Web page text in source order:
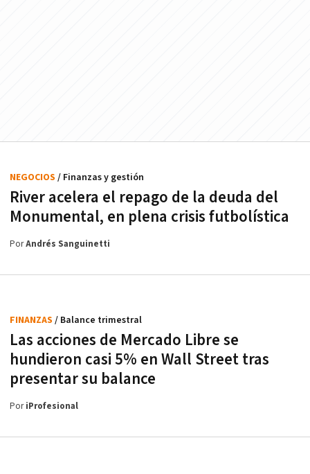
River acelera el repago de la deuda del
Monumental, en plena crisis futbolística
NEGOCIOS / Finanzas y gestión
PorAndrés Sanguinetti
Las acciones de Mercado Libre se
hundieron casi 5% en Wall Street tras
presentar su balance
FINANZAS / Balance trimestral
PoriProfesional